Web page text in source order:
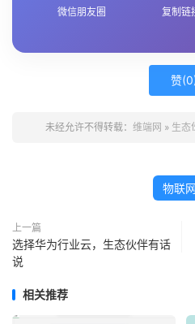
微信朋友圈 复制链
赞(0
未经允许不得转载： 维端网 » 生态
物联网
上一篇
选择华为行业云，生态伙伴有话
说
相关推荐